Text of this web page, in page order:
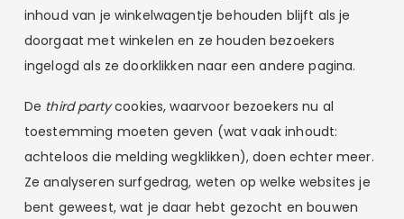
inhoud van je winkelwagentje behouden blijft als je
doorgaat met winkelen en ze houden bezoekers
ingelogd als ze doorklikken naar een andere pagina.
De third partycookies, waarvoor bezoekers nu al
toestemming moeten geven (wat vaak inhoudt:
achteloos die melding wegklikken), doen echter meer.
Ze analyseren surfgedrag, weten op welke websites je
bent geweest, wat je daar hebt gezocht en bouwen